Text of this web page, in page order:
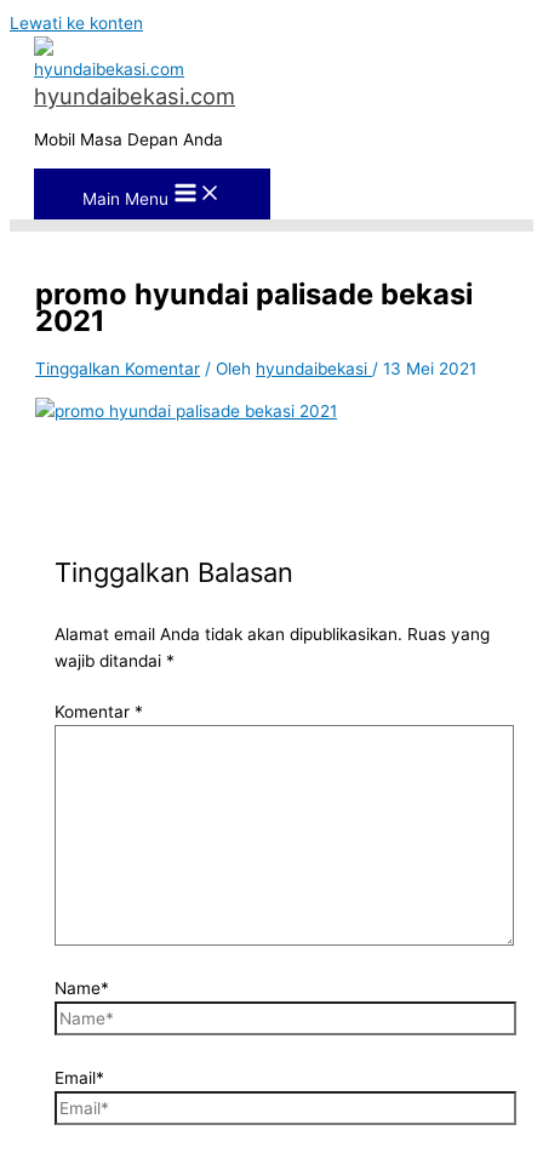
Lewati ke konten
hyundaibekasi.com
Mobil Masa Depan Anda
Main Menu
promo hyundai palisade bekasi
2021
Tinggalkan Komentar / Oleh hyundaibekasi/13 Mei 2021
Tinggalkan Balasan
Alamat email Anda tidak akan dipublikasikan. Ruas yang
wajib ditandai *
Komentar *
Name*
Email*